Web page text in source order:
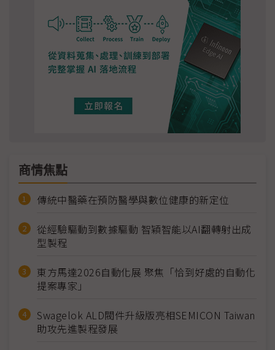
商情焦點
傳統中醫藥在預防醫學與數位健康的新定位
從經驗驅動到數據驅動 智穎智能以AI翻轉射出成
型製程
東方馬達2026自動化展 聚焦「恰到好處的自動化
提案專家」
Swagelok ALD閥件升級版亮相SEMICON Taiwan
助攻先進製程發展